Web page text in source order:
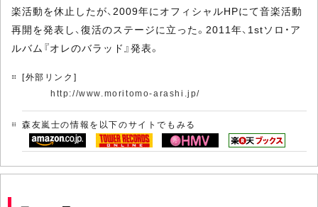
楽活動を休止したが、2009年にオフィシャルHPにて音楽活動
再開を発表し、復活のステージに立った。2011年、1stソロ・ア
ルバム『オレのバラッド』発表。
[外部リンク]
http://www.moritomo-arashi.jp/
森友嵐士の情報を以下のサイトでもみる